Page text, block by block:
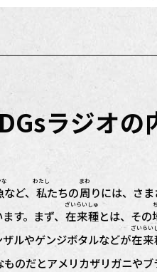
ラジオの
な
など、 私
わたし
たちの周
まわ
りには、さ
す。まず、 在来
ざいらい
種
しゅ
とは、その
ザルやゲンジボタルなどが在来
ざいらい
ものだとアメリカザリガニや